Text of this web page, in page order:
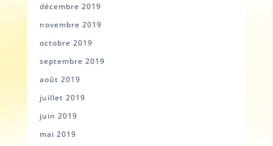
décembre 2019
novembre 2019
octobre 2019
septembre 2019
août 2019
juillet 2019
juin 2019
mai 2019